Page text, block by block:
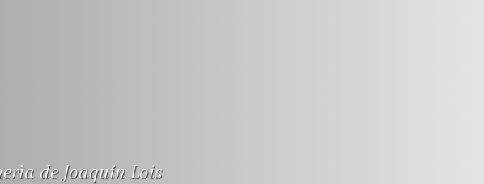
de Joaquín Lois